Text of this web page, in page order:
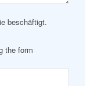
beschäftigt.
the form